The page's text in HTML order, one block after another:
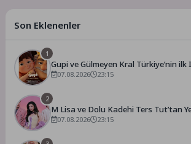
Son Eklenenler
1
Gupi ve Gülmeyen Kral Türkiye’nin
filmi oluyor
07.08.2026 23:15
2
M Lisa ve Dolu Kadehi Ters Tut’tan
07.08.2026 23:15